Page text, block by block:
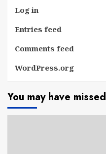
Log in
Entries feed
Comments feed
WordPress.org
You may have missed